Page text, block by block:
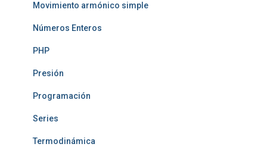
Movimiento armónico simple
Números Enteros
PHP
Presión
Programación
Series
Termodinámica